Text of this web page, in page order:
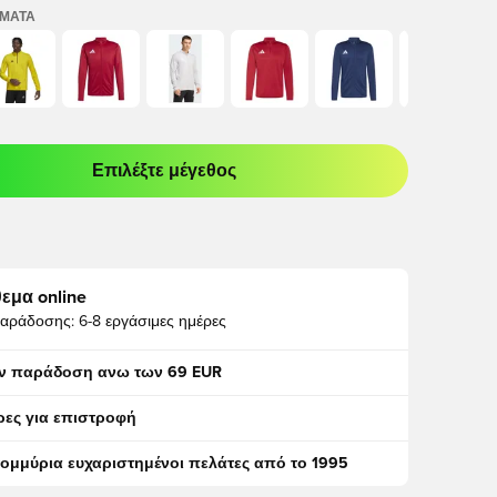
για να συνδεθείτε ή να εγγραφείτε ως μέλος
Επιλέξτε μέγεθος
online
6-8 εργάσιμες ημέρες
παράδοση ανω των 69 EUR
για επιστροφή
ευχαριστημένοι πελάτες από το 1995